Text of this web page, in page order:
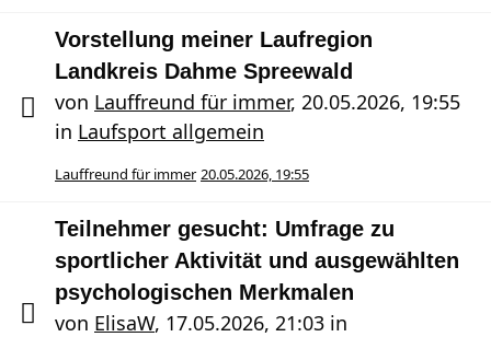
Vorstellung meiner Laufregion
Landkreis Dahme Spreewald
von Lauffreund für immer, 20.05.2026, 19:55
in Laufsport allgemein
Lauffreund für immer 20.05.2026, 19:55
Teilnehmer gesucht: Umfrage zu
sportlicher Aktivität und ausgewählten
psychologischen Merkmalen
von ElisaW, 17.05.2026, 21:03 in